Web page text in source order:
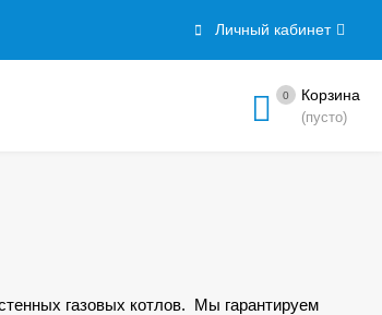
Личный кабинет
0 Корзина
(пусто)
газовых котлов. Мы гарантируем